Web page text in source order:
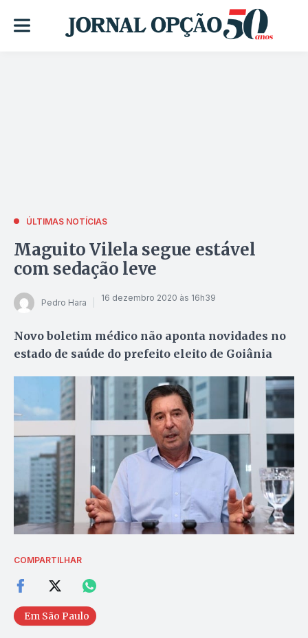
ÚLTIMAS NOTÍCIAS
Maguito Vilela segue estável
com sedação leve
Pedro Hara 16 dezembro 2020 às 16h39
Novo boletim médico não aponta novidades no
estado de saúde do prefeito eleito de Goiânia
COMPARTILHAR
Em São Paulo